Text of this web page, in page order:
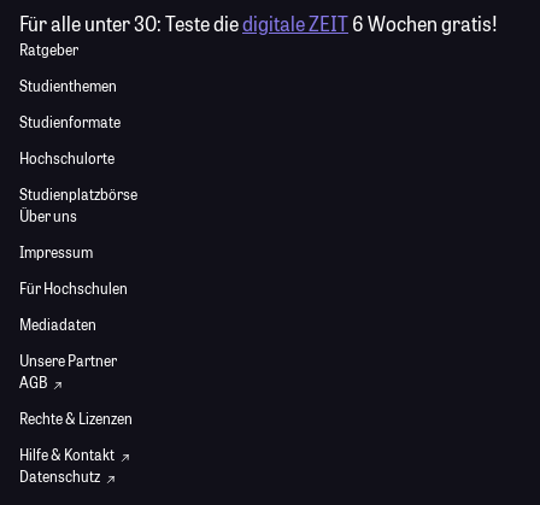
Für alle unter 30:Teste diedigitale ZEIT6 Wochen gratis!
Ratgeber
Studienthemen
Studienformate
Hochschulorte
Studienplatzbörse
Über uns
Impressum
Für Hochschulen
Mediadaten
Unsere Partner
AGB
Rechte & Lizenzen
Hilfe & Kontakt
Datenschutz